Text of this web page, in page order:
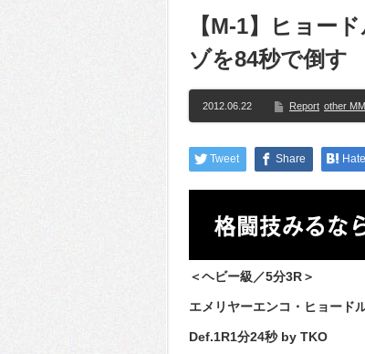
【M-1】ヒョー
ゾを84秒で倒す
2012.06.22 Report other
Tweet Share
＜ヘビー級／5分3R＞
エメリヤーエンコ・ヒョード
Def.1R1分24秒 by TKO